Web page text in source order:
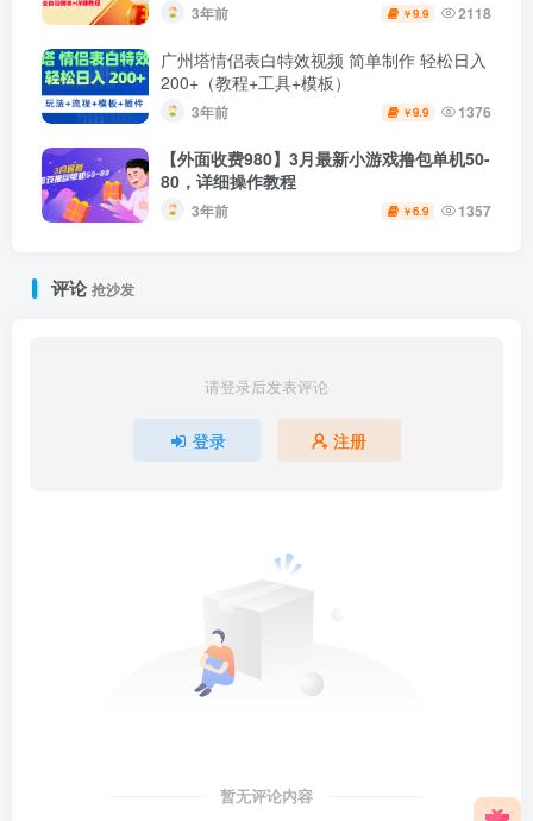
3年前 ￥9.9 2118
广州塔情侣表白特效视频 简单制作 轻松日入
200+（教程+工具+模板）
3年前 ￥9.9 1376
【外面收费980】3月最新小游戏撸包单机50-
80，详细操作教程
3年前 ￥6.9 1357
评论抢沙发
请登录后发表评论
登录 注册
暂无评论内容